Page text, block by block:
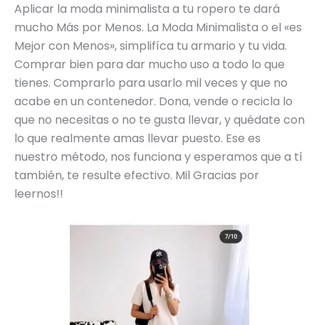
Aplicar la moda minimalista a tu ropero te dará
mucho Más por Menos. La Moda Minimalista o el «es
Mejor con Menos», simplifíca tu armario y tu vida.
Comprar bien para dar mucho uso a todo lo que
tienes. Comprarlo para usarlo mil veces y que no
acabe en un contenedor. Dona, vende o recicla lo
que no necesitas o no te gusta llevar, y quédate con
lo que realmente amas llevar puesto. Ese es
nuestro método, nos funciona y esperamos que a tí
también, te resulte efectivo. Mil Gracias por
leernos!!